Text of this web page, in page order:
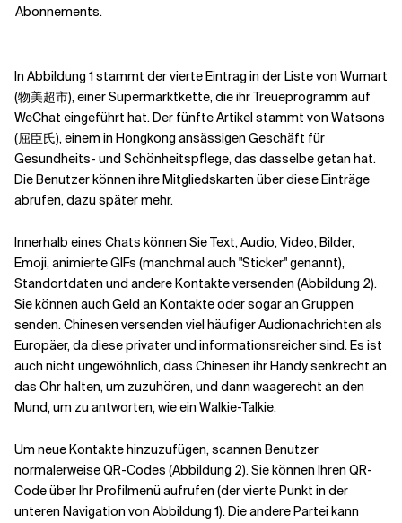
Abonnements.
In Abbildung 1 stammt der vierte Eintrag in der Liste von Wumart
(物美超市), einer Supermarktkette, die ihr Treueprogramm auf
WeChat eingeführt hat. Der fünfte Artikel stammt von Watsons
(屈臣氏), einem in Hongkong ansässigen Geschäft für
Gesundheits- und Schönheitspflege, das dasselbe getan hat.
Die Benutzer können ihre Mitgliedskarten über diese Einträge
abrufen, dazu später mehr.
Innerhalb eines Chats können Sie Text, Audio, Video, Bilder,
Emoji, animierte GIFs (manchmal auch "Sticker" genannt),
Standortdaten und andere Kontakte versenden (Abbildung 2).
Sie können auch Geld an Kontakte oder sogar an Gruppen
senden.Chinesen versenden viel häufiger Audionachrichten als
Europäer, da diese privater und informationsreicher sind.Es ist
auch nicht ungewöhnlich, dass Chinesen ihr Handy senkrecht an
das Ohr halten, um zuzuhören, und dann waagerecht an den
Mund, um zu antworten, wie ein Walkie-Talkie.
Um neue Kontakte hinzuzufügen, scannen Benutzer
normalerweise QR-Codes (Abbildung 2). Sie können Ihren QR-
Code über Ihr Profilmenü aufrufen (der vierte Punkt in der
unteren Navigation von Abbildung 1). Die andere Partei kann